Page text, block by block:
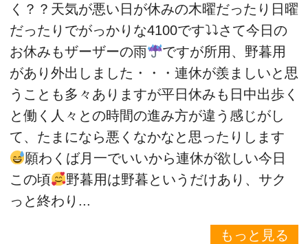
く？？天気が悪い日が休みの木曜だったり日曜
だったりでがっかりな4100です⤵⤵さて今日の
お休みもザーザーの雨
ですが所用、野暮用
があり外出しました・・・連休が羨ましいと思
うことも多々ありますが平日休みも日中出歩く
と働く人々との時間の進み方が違う感じがし
て、たまになら悪くなかなと思ったりします
願わくば月一でいいから連休が欲しい今日
この頃
野暮用は野暮というだけあり、サク
っと終わり...
もっと見る